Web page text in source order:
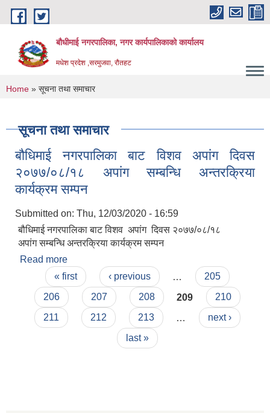
Skip to main content
बौधीमाई नगरपालिका, नगर कार्यपालिकाको कार्यालय
मधेश प्रदेश ,सरमुजवा, रौतहट
You are here
Home » सूचना तथा समाचार
सूचना तथा समाचार
बौधिमाई नगरपालिका बाट विशव अपांग दिवस
२०७७/०८/१८ अपांग सम्बन्धि अन्तरक्रिया
कार्यक्रम सम्पन
Submitted on: Thu, 12/03/2020 - 16:59
बौधिमाई नगरपालिका बाट विशव अपांग दिवस २०७७/०८/१८
अपांग सम्बन्धि अन्तरक्रिया कार्यक्रम सम्पन
Read more
२०७७/०८/१८ अपांग सम्बन्धि अन्तरक्रिया कार्यक्रम सम्पन
Pages« first ‹ previous
205
206
207 208 209
210
211
212 213
next ›
last »